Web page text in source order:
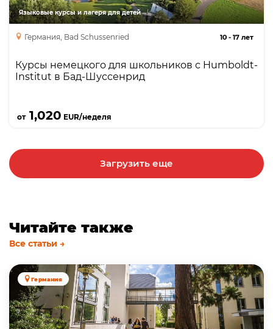
Языковые курсы и лагеря для детей
10 - 17 лет
Германия, Bad Schussenried
Курсы немецкого для школьников с Humboldt-
Institut в Бад-Шуссенрид
от1,020 EUR/неделя
Загрузить еще
Читайте также
Все статьи →
Германия